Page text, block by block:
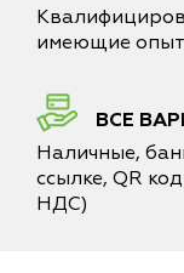
имеющие опыт
ВСЕ
Наличные,
ссылке, QR
НДС)